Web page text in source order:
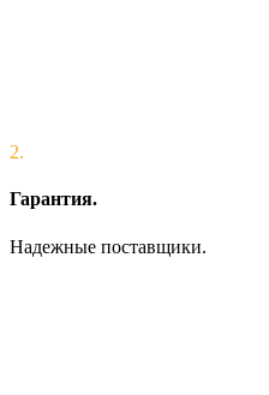
2.
Гарантия.
Надежные поставщики.